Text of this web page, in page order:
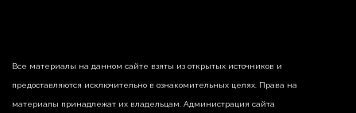
Все материалы на данном сайте взяты из открытых источников и
предоставляются исключительно в ознакомительных целях. Права на
материалы принадлежат их владельцам. Администрация сайта